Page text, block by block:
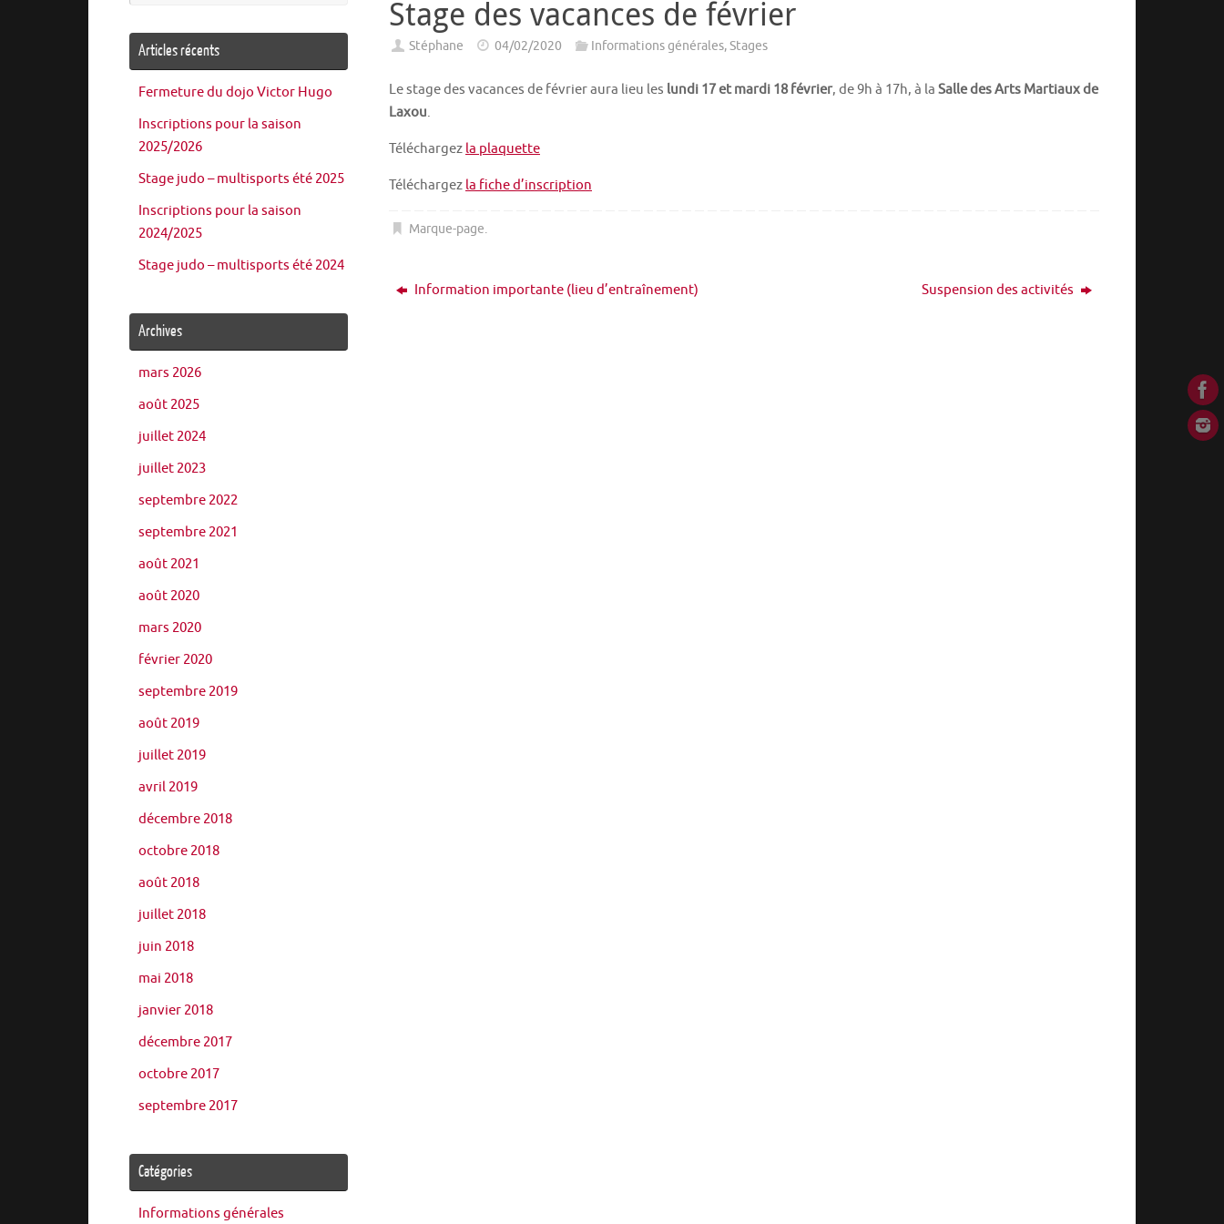
Stage des vacances de février
Stéphane 04/02/2020 Informations générales,Stages
Le stage des vacances de février aura lieu les lundi 17 et mardi 18 février, de 9h à 17h, à la Salle des Arts Martiaux de
Laxou.
Téléchargez la plaquette
Téléchargez la fiche d’inscription
Marque-page.
Information importante (lieu d’entraînement) Suspension des activités
Articles récents
Fermeture du dojo Victor Hugo
Inscriptions pour la saison
2025/2026
Stage judo – multisports été 2025
Inscriptions pour la saison
2024/2025
Stage judo – multisports été 2024
Archives
mars 2026
août 2025
juillet 2024
juillet 2023
septembre 2022
septembre 2021
août 2021
août 2020
mars 2020
février 2020
septembre 2019
août 2019
juillet 2019
avril 2019
décembre 2018
octobre 2018
août 2018
juillet 2018
juin 2018
mai 2018
janvier 2018
décembre 2017
octobre 2017
septembre 2017
Catégories
Informations générales